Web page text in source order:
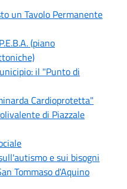
un Tavolo Permanente
(piano
il "Punto di
Cardioprotetta"
di Piazzale
e sui bisogni
Tommaso d'Aquino